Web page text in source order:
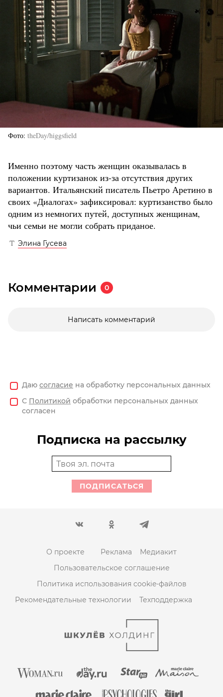
Фото theDay/higgsfield
Именно поэтому часть женщин оказывалась в
положении куртизанок из-за отсутствия других
вариантов. Итальянский писатель Пьетро Аретино в
своих «Диалогах» зафиксировал: куртизанство было
одним из немногих путей, доступных женщинам,
чьи семьи не могли собрать приданое.
Элина Гусева
Комментарии 0
Написать комментарий
Даю согласие на обработку персональных данных
С Политикой обработки персональных данных
согласен
Подписка на рассылку
ПОДПИСАТЬСЯ
О проекте Реклама
Медиакит
Пользовательское соглашение
Политика использования cookie-файлов
Рекомендательные технологии
Техподдержка